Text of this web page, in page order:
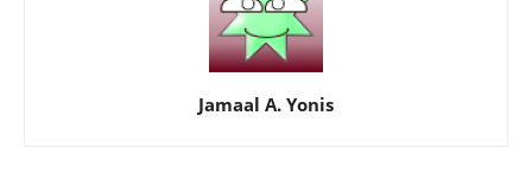
Jamaal A. Yonis